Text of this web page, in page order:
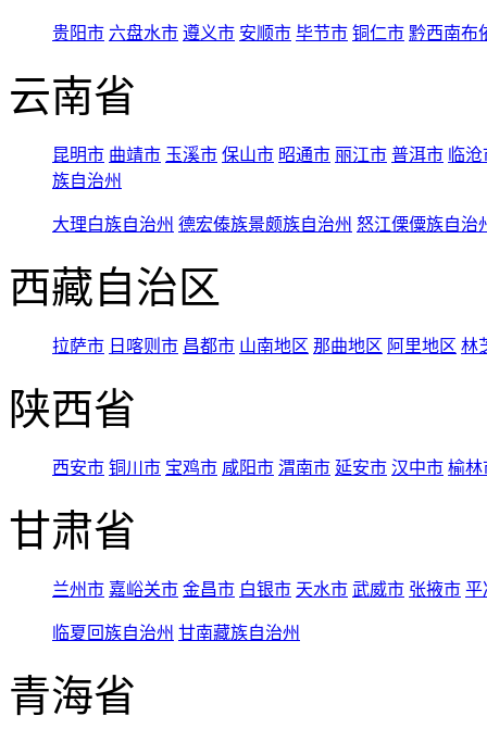
贵阳市 六盘水市 遵义市 安顺市 毕节市 铜仁市 黔西南布
云南省
昆明市 曲靖市 玉溪市 保山市 昭通市 丽江市 普洱市 临
族自治州
大理白族自治州 德宏傣族景颇族自治州 怒江傈僳族自治
西藏自治区
拉萨市 日喀则市 昌都市 山南地区 那曲地区 阿里地区 林
陕西省
西安市 铜川市 宝鸡市 咸阳市 渭南市 延安市 汉中市 榆林
甘肃省
兰州市 嘉峪关市 金昌市 白银市 天水市 武威市 张掖市 平
临夏回族自治州 甘南藏族自治州
青海省